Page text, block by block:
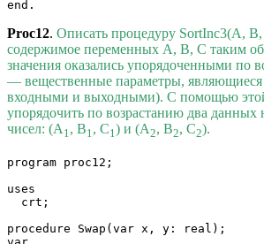
Proc12. Описать процедуру SortInc3(A,
содержимое переменных A, B, C таким
значения оказались упорядоченными по
— вещественные параметры,
входными и выходными). С помощью
упорядочить по возрастанию два данных
чисел: (A 1, B1, C1) и (A2, B2, C2).
program proc12;
uses
  crt;
procedure Swap(var x, y: real);